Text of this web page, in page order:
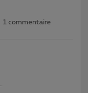
1 commentaire